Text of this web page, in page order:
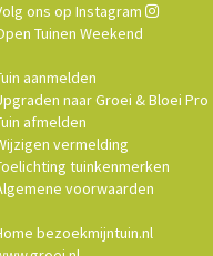
ons op Instagram
Tuinen Weekend
aanmelden
naar Groei & Bloei Pro
afmelden
vermelding
tuinkenmerken
voorwaarden
bezoekmijntuin.nl